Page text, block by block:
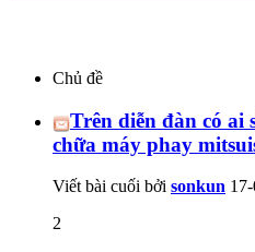
Chủ đề
Trên diễn đàn có ai
chữa máy phay
Viết bài cuối bởi sonkun
2